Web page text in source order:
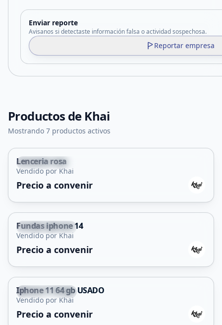
Enviar reporte
Avisanos si detectaste información falsa o actividad sospechosa.
Reportar empresa
Productos de Khai
Mostrando 7 productos activos
Villa Mercedes
Lenceria rosa
Vendido por Khai
Precio a convenir
Villa Mercedes
Fundas iphone 14
Vendido por Khai
Precio a convenir
Villa Mercedes
Iphone 11 64 gb USADO
Vendido por Khai
Precio a convenir